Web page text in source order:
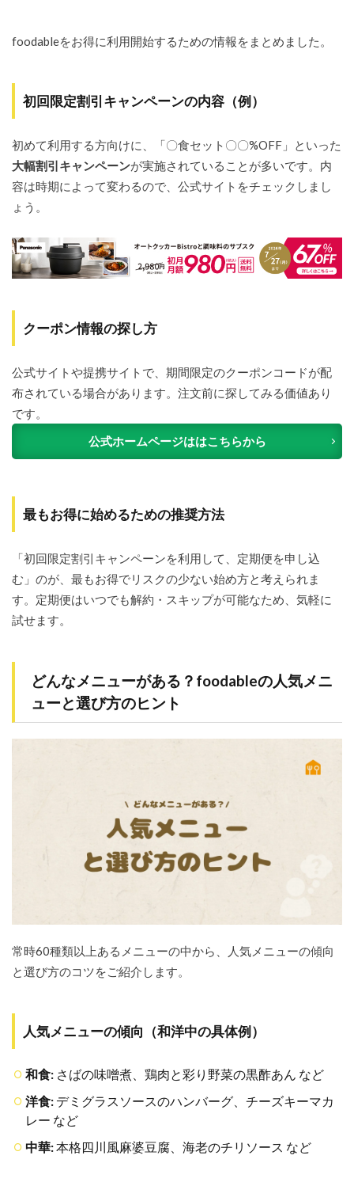
foodableをお得に利用開始するための情報をまとめました。
初回限定割引キャンペーンの内容（例）
初めて利用する方向けに、「〇食セット〇〇%OFF」といった
大幅割引キャンペーンが実施されていることが多いです。内
容は時期によって変わるので、公式サイトをチェックしまし
ょう。
クーポン情報の探し方
公式サイトや提携サイトで、期間限定のクーポンコードが配
布されている場合があります。注文前に探してみる価値あり
です。
公式ホームページははこちらから
最もお得に始めるための推奨方法
「初回限定割引キャンペーンを利用して、定期便を申し込
む」のが、最もお得でリスクの少ない始め方と考えられま
す。定期便はいつでも解約・スキップが可能なため、気軽に
試せます。
どんなメニューがある？foodableの人気メニ
ューと選び方のヒント
常時60種類以上あるメニューの中から、人気メニューの傾向
と選び方のコツをご紹介します。
人気メニューの傾向（和洋中の具体例）
和食: さばの味噌煮、鶏肉と彩り野菜の黒酢あん など
洋食: デミグラスソースのハンバーグ、チーズキーマカ
レー など
中華:本格四川風麻婆豆腐、海老のチリソース など